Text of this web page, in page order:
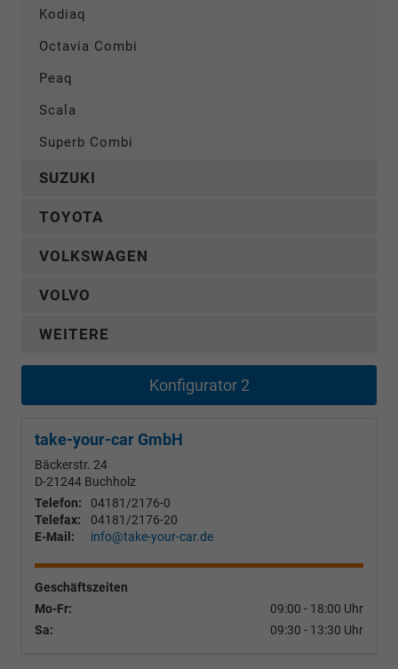
Kodiaq
Octavia Combi
Peaq
Scala
Superb Combi
SUZUKI
TOYOTA
VOLKSWAGEN
VOLVO
WEITERE
Konfigurator 2
take-your-car GmbH
Bäckerstr. 24
D-21244 Buchholz
Telefon:
04181/2176-0
Telefax:
04181/2176-20
E-Mail:
info@take-your-car.de
Geschäftszeiten
Mo-Fr:
09:00 - 18:00 Uhr
Sa:
09:30 - 13:30 Uhr